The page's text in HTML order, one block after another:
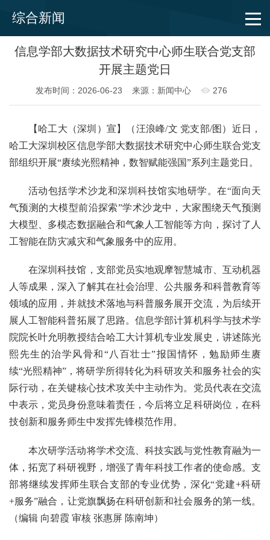
综合新闻
信息学部大数据技术研究中心师生联合党支部
开展主题党日
发布时间：2026-06-23 来源：新闻中心 276
【哈工大（深圳）宣】（汪浪峰/文 党支部/图）近日，
哈工大深圳校区信息学部大数据技术研究中心师生联合党支
部组织开展“赓续光熙精神，数智赋能强国”系列主题党日。
活动包括学术沙龙和深圳科技馆实地研学。在“面向天
气预测的大模型前沿探索”学术沙龙中，大家围绕天气预测
大模型、多模态数据融合和气象人工智能等方向，探讨了人
工智能在防灾减灾和气象服务中的应用。
在深圳科技馆，支部党员实地观摩智慧城市、互动机器
人等成果，深入了解其在社会治理、公共服务和科普教育等
领域的应用，并就技术落地与科普服务展开交流，为后续开
展人工智能科普拓展了思路。信息学部计算机科学与技术学
院院长叶允明教授结合哈工大计算机专业发展史，讲述陈光
熙先生的治学风骨和“八百壮士”报国情怀，勉励师生赓
续“光熙精神”，将研学所得转化为科研攻关和服务社会的实
际行动，在关键核心技术攻关中主动作为。党员代表在交流
中表示，党员身份意味着责任，今后将立足科研岗位，在科
技创新和服务师生中发挥先锋模范作用。
本次研学活动将学术交流、科技实践与党性教育融为一
体，拓宽了科研视野，增强了青年科技工作者的使命感。支
部将继续发挥师生联合支部的专业优势，深化“党建+科研
+服务”融合，让党旗飘扬在科研创新和社会服务的第一线。
（编辑 向碧霞 审核 张惠屏 陈南坤）